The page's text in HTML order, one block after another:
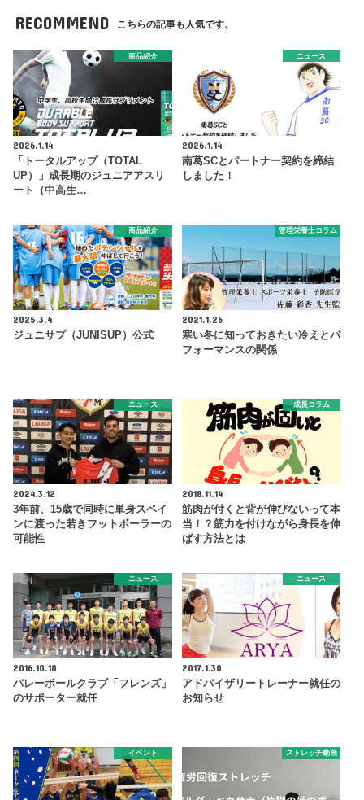
RECOMMEND こちらの記事も人気です。
商品紹介
2026.1.14
「トータルアップ（TOTAL
UP）」成長期のジュニアアスリ
ート（中高生…
ニュース
2026.1.14
南葛SCとパートナー契約を締結
しました！
商品紹介
2025.3.4
ジュニサプ（JUNISUP）公式
管理栄養士コラム
2021.1.26
寒い冬に知っておきたい冷えとパ
フォーマンスの関係
ニュース
2024.3.12
3年前、15歳で同時に単身スペイ
ンに渡った若きフットボーラーの
可能性
成長コラム
2018.11.14
筋肉が付くと背が伸びないって本
当！？筋力を付けながら身長を伸
ばす方法とは
ニュース
2016.10.10
バレーボールクラブ「フレンズ」
のサポーター就任
ニュース
2017.1.30
アドバイザリートレーナー就任の
お知らせ
イベント ストレッチ動画